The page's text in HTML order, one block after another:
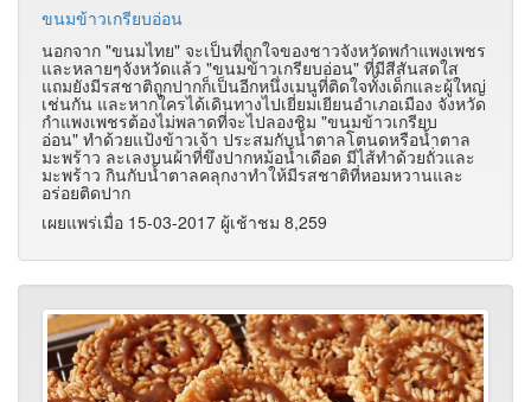
ขนมข้าวเกรียบอ่อน
นอกจาก "ขนมไทย" จะเป็นที่ถูกใจของชาวจังหวัดพกำแพงเพชร
และหลายๆจังหวัดแล้ว "ขนมข้าวเกรียบอ่อน" ที่มีสีสันสดใส
แถมยังมีรสชาติถูกปากก็เป็นอีกหนึ่งเมนูที่ติดใจทั้งเด็กและผู้ใหญ่
เช่นกัน และหากใครได้เดินทางไปเยี่ยมเยียนอำเภอเมือง จังหวัด
กำแพงเพชรต้องไม่พลาดที่จะไปลองชิม "ขนมข้าวเกรียบ
อ่อน" ทําด้วยแป้งข้าวเจ้า ประสมกับนํ้าตาลโตนดหรือนํ้าตาล
มะพร้าว ละเลงบนผ้าที่ขึงปากหม้อน้ำเดือด มีไส้ทําด้วยถั่วและ
มะพร้าว กินกับนํ้าตาลคลุกงาทำให้มีรสชาติที่หอมหวานและ
อร่อยติดปาก
เผยแพร่เมื่อ 15-03-2017 ผู้เช้าชม 8,259